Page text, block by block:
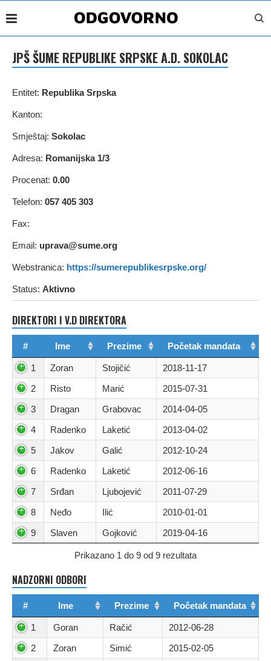
JPŠ ŠUME REPUBLIKE SRPSKE A.D. SOKOLAC
Entitet: Republika Srpska
Kanton:
Smještaj: Sokolac
Adresa: Romanijska 1/3
Procenat: 0.00
Telefon: 057 405 303
Fax:
Email: uprava@sume.org
Webstranica: https://sumerepublikesrpske.org/
Status: Aktivno
DIREKTORI I V.D DIREKTORA
# Ime Prezime Početak mandata
1 Zoran Stojičić
2018-11-17
2
Risto Marić
2015-07-31
3
Dragan Grabovac
2014-04-05
4
Radenko Laketić
2013-04-02
5
Jakov Galić
2012-10-24
6
Radenko Laketić
2012-06-16
7
Srđan Ljubojević
2011-07-29
8
Neđo Ilić
2010-01-01
9
Slaven Gojković 2019-04-16
Prikazano 1 do 9 od 9 rezultata
NADZORNI ODBORI
# Ime Prezime Početak mandata
1 Goran Račić
2012-06-28
2
Zoran Simić
2015-02-05